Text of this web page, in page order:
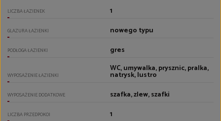
LICZBA ŁAZIENEK 1
GLAZURA ŁAZIENKI nowego typu
PODŁOGA ŁAZIENKI gres
WYPOSAŻENIE ŁAZIENKI
WC, umywalka, prysznic, pralka,
natrysk, lustro
WYPOSAŻENIE DODATKOWE szafka, zlew, szafki
LICZBA PRZEDPOKOI 1